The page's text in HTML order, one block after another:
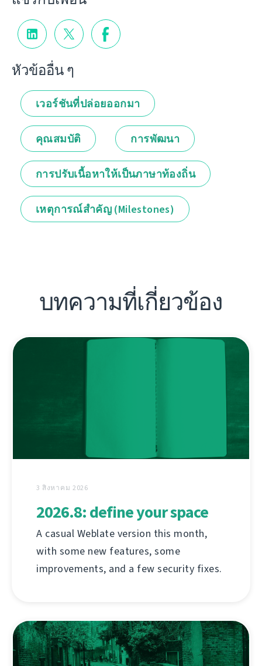
หัวข้ออื่น ๆ
เวอร์ชันที่ปล่อยออกมา
คุณสมบัติ การพัฒนา
การปรับเนื้อหาให้เป็นภาษาท้องถิ่น
เหตุการณ์สำคัญ (Milestones)
บทความที่เกี่ยวข้อง
3 สิงหาคม 2026
2026.8: define your space
A casual Weblate version this month,
with some new features, some
improvements, and a few security fixes.